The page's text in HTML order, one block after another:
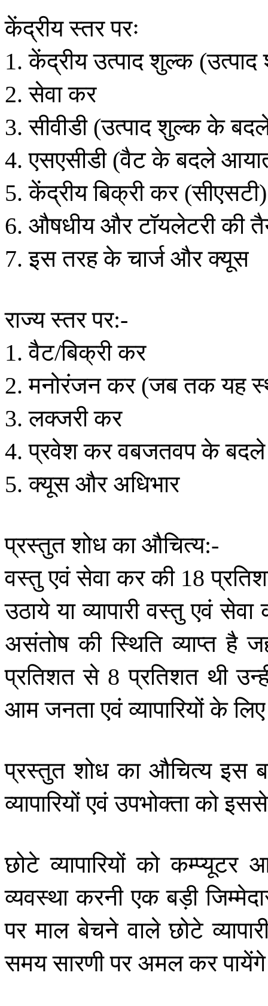
केंद्रीयस्तरपरः
1.केंद्रीयउत्पादशुल्क(उत्पाद
2.सेवाकर
3.सीवीडी(उत्पादशुल्कके
4.एसएसीडी(वैटकेबदले
5.केंद्रीयबिक्रीकर(सीएसटी)
6. औषधीयऔरटॉयलेटरीकी
7.इसतरहकेचार्जऔरक्यूस
राज्यस्तरपर:-
1.वैट/बिक्रीकर
2.मनोरंजनकर(जबतकयह
3.लक्जरीकर
4.प्रवेशकरवबजतवपकेबदले
5.क्यूसऔर अधिभार
प्रस्तुतशोधकाऔचित्य:-
वस्तुएवंसेवाकरकी18
उठाये या व्यापारी वस्तु एवं सेवा
असंतोष की स्थिति व्याप्त है
प्रतिशत से 8प्रतिशत थी
आमजनताएवंव्यापारियोंकेलिए
प्रस्तुत शोध का औचित्य इस
व्यापारियोंएवंउपभोक्ताकोइससे
छोटे व्यापारियों को कम्प्यूटर
व्यवस्था करनी एक बड़ी
पर माल बेचने वाले छोटे
समयसारणीपर अमलकर